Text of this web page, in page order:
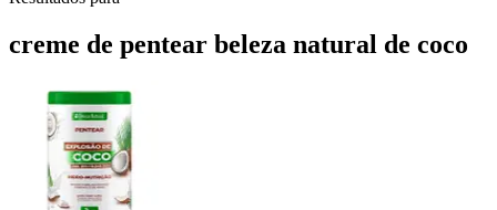
creme de pentear beleza natural de coco